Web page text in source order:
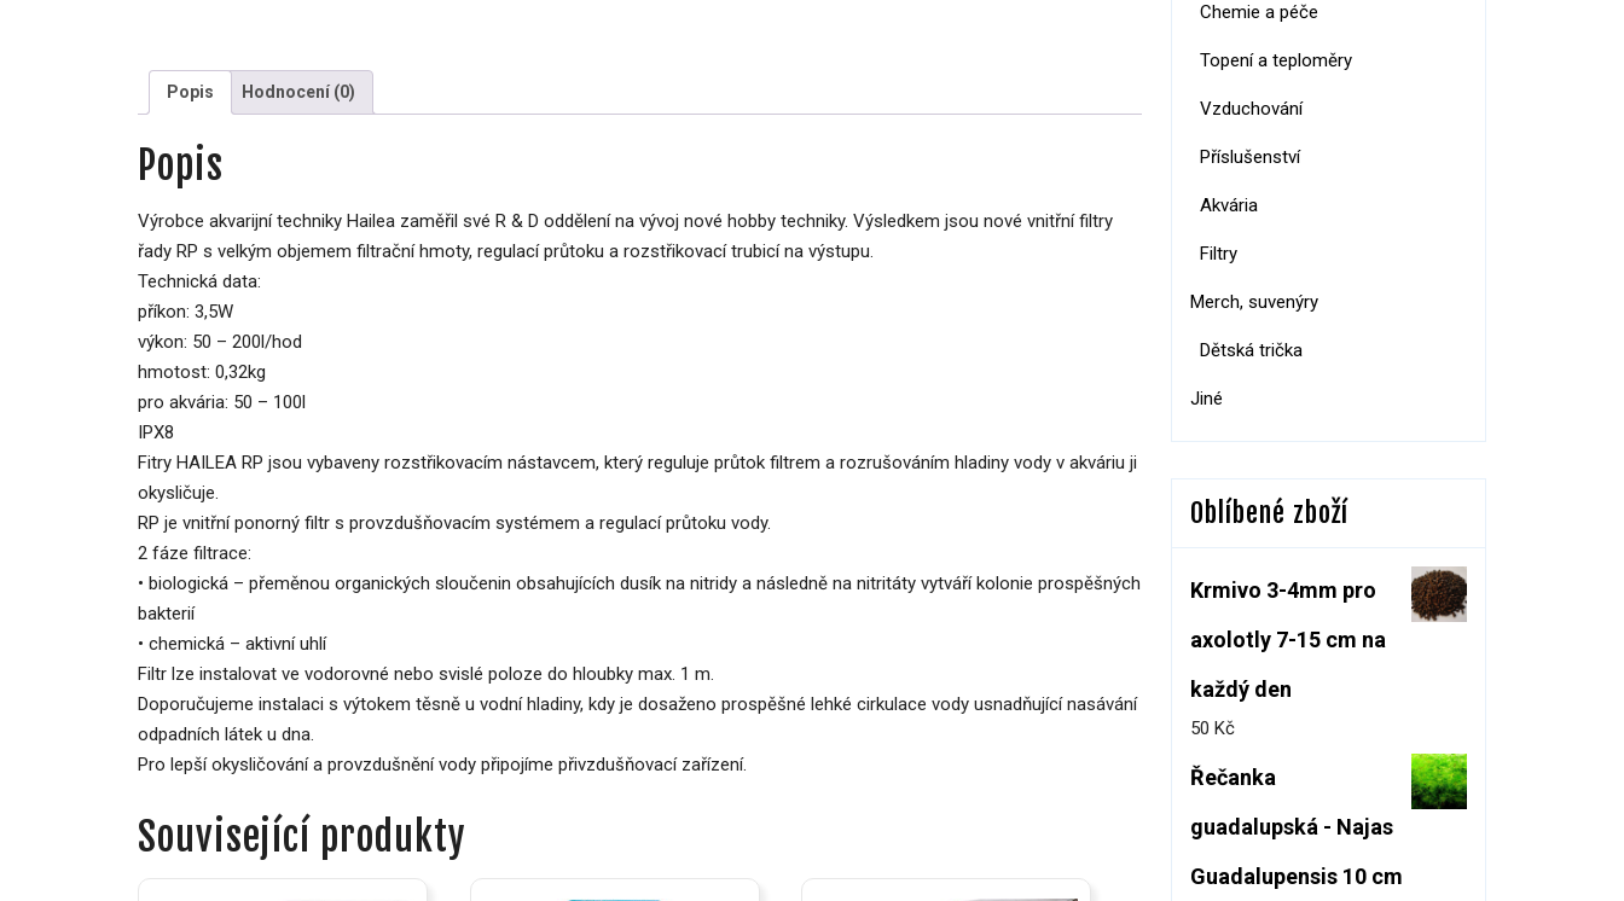
Popis Hodnocení (0)
Popis
Výrobce akvarijní techniky Hailea zaměřil své R & D oddělení na vývoj nové hobby techniky. Výsledkem jsou nové vnitřní filtry
řady RP s velkým objemem filtrační hmoty, regulací průtoku a rozstřikovací trubicí na výstupu.
Technická data:
příkon: 3,5W
výkon: 50 – 200l/hod
hmotost: 0,32kg
pro akvária: 50 – 100l
IPX8
Fitry HAILEA RP jsou vybaveny rozstřikovacím nástavcem, který reguluje průtok filtrem a rozrušováním hladiny vody v akváriu ji
okysličuje.
RP je vnitřní ponorný filtr s provzdušňovacím systémem a regulací průtoku vody.
2 fáze filtrace:
• biologická – přeměnou organických sloučenin obsahujících dusík na nitridy a následně na nitritáty vytváří kolonie prospěšných
bakterií
• chemická – aktivní uhlí
Filtr lze instalovat ve vodorovné nebo svislé poloze do hloubky max. 1 m.
Doporučujeme instalaci s výtokem těsně u vodní hladiny, kdy je dosaženo prospěšné lehké cirkulace vody usnadňující nasávání
odpadních látek u dna.
Pro lepší okysličování a provzdušnění vody připojíme přivzdušňovací zařízení.
Související produkty
Chemie a péče
Topení a teploměry
Vzduchování
Příslušenství
Akvária
Filtry
Merch, suvenýry
Dětská trička
Jiné
Oblíbené zboží
Krmivo 3-4mm pro
axolotly 7-15 cm na
každý den
50 Kč
Řečanka
guadalupská - Najas
Guadalupensis 10 cm